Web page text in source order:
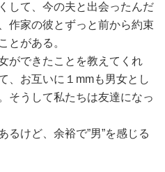
して、今の夫と出会ったんだ
作家の彼とずっと前から約束
とがある。
ができたことを教えてくれ
、お互いに１mmも男女とし
そうして私たちは友達になっ
るけど、余裕で”男”を感じる